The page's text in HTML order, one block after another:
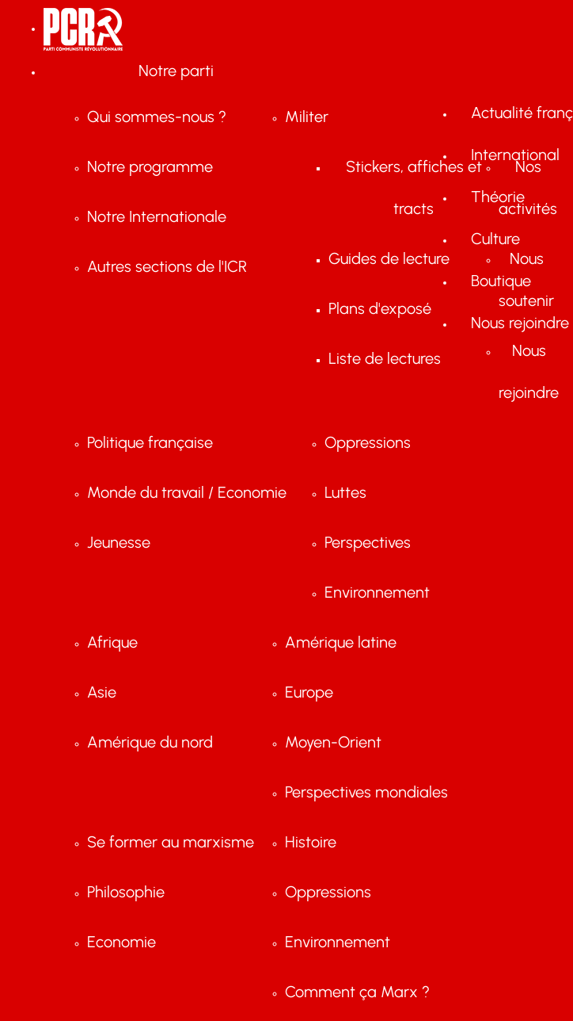
Notre parti
Qui sommes-nous ?
Notre programme
Notre Internationale
Autres sections de l'ICR
Militer
Stickers, affiches et
tracts
Guides de lecture
Plans d'exposé
Liste de lectures
Nos
activités
Nous
soutenir
Nous
rejoindre
Actualité
Politique française
Monde du travail / Economie
Jeunesse
Oppressions
Luttes
Perspectives
Environnement
International
Afrique
Asie
Amérique du nord
Amérique latine
Europe
Moyen-Orient
Perspectives mondiales
Théorie
Se former au marxisme
Philosophie
Economie
Histoire
Oppressions
Environnement
Comment ça Marx ?
Culture
Boutique
Nous rejoindre